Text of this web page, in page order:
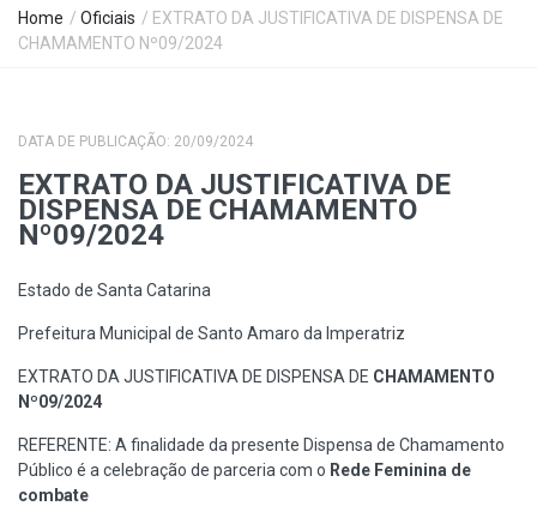
Home / Oficiais / EXTRATO DA JUSTIFICATIVA DE DISPENSA DE
CHAMAMENTO Nº09/2024
DATA DE PUBLICAÇÃO: 20/09/2024
EXTRATO DA JUSTIFICATIVA DE
DISPENSA DE CHAMAMENTO
Nº09/2024
Estado de Santa Catarina
Prefeitura Municipal de Santo Amaro da Imperatriz
EXTRATO DA JUSTIFICATIVA DE DISPENSA DE CHAMAMENTO
Nº09/2024
REFERENTE: A finalidade da presente Dispensa de Chamamento
Público é a celebração de parceria com o Rede Feminina de
combate